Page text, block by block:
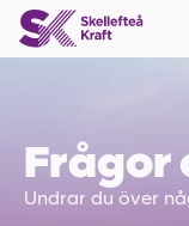
Frågor
Undrar du över